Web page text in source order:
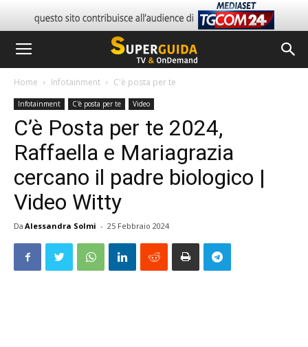
Home Infotainment C'è posta per te
Infotainment C'è posta per te Video
C’è Posta per te 2024,
Raffaella e Mariagrazia
cercano il padre biologico |
Video Witty
Da Alessandra Solmi - 25 Febbraio 2024